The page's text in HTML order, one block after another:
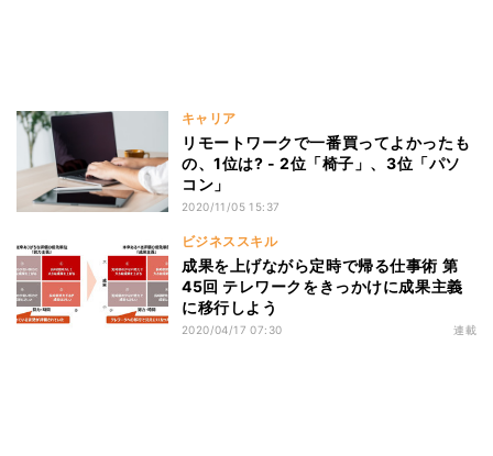
キャリア
リモートワークで一番買ってよかったも
の、1位は? - 2位「椅子」、3位「パソ
コン」
2020/11/05 15:37
ビジネススキル
成果を上げながら定時で帰る仕事術 第
45回 テレワークをきっかけに成果主義
に移行しよう
2020/04/17 07:30 連載